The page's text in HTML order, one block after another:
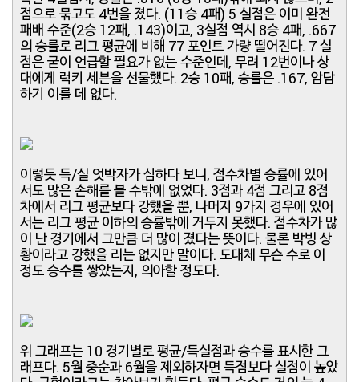
점으로 묶고도 4번을 졌다. (11승 4패) 5 실점은 이미 완전
패배 수준(2승 12패, .143)이고, 3실점 역시 8승 4패, .667
의 승률로 리그 평균에 비해 77 포인트 가량 떨어진다. 7 실
점은 굳이 언급할 필요가 없는 수준인데, 무려 12번이나 상
대에게 럭키 세븐을 선물했다. 2승 10패, 승률은 .167, 암담
하기 이를 데 없다.
이렇듯 득/실 엇박자가 심하다 보니, 점수차별 승률에 있어
서도 많은 손해를 볼 수밖에 없었다. 3점과 4점 그리고 8점
차에서 리그 평균보다 강했을 뿐, 나머지 9가지 경우에 있어
서는 리그 평균 이하의 승률밖에 거두지 못했다. 점수차가 많
이 난 경기에서 그만큼 더 많이 졌다는 뜻이다. 물론 박빙 상
황이라고 강했을 리는 없지만 말이다. 도대체 무슨 수로 이
정도 승수를 쌓았는지, 의아할 정도다.
위 그래프는 10 경기별로 평균/득실점과 승수를 표시한 그
래프다. 5월 중순과 6월을 제외하자면 득점보다 실점이 높았